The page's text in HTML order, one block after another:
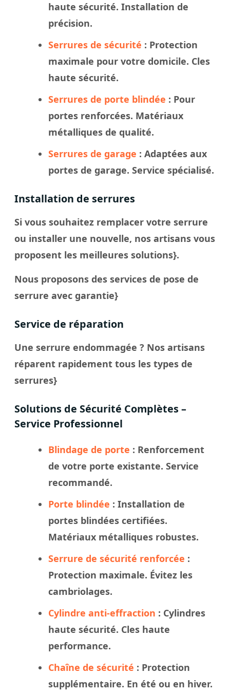
haute sécurité. Installation de
précision.
Serrures de sécurité : Protection
maximale pour votre domicile. Cles
haute sécurité.
Serrures de porte blindée : Pour
portes renforcées. Matériaux
métalliques de qualité.
Serrures de garage : Adaptées aux
portes de garage. Service spécialisé.
Installation de serrures
Si vous souhaitez remplacer votre serrure
ou installer une nouvelle, nos artisans vous
proposent les meilleures solutions}.
Nous proposons des services de pose de
serrure avec garantie}
Service de réparation
Une serrure endommagée ? Nos artisans
réparent rapidement tous les types de
serrures}
Solutions de Sécurité Complètes –
Service Professionnel
Blindage de porte : Renforcement
de votre porte existante. Service
recommandé.
Porte blindée : Installation de
portes blindées certifiées.
Matériaux métalliques robustes.
Serrure de sécurité renforcée :
Protection maximale. Évitez les
cambriolages.
Cylindre anti-effraction : Cylindres
haute sécurité. Cles haute
performance.
Chaîne de sécurité : Protection
supplémentaire. En été ou en hiver.